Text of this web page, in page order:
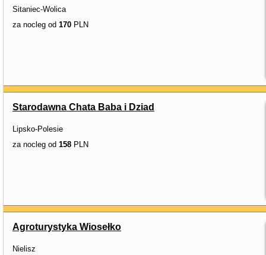
Sitaniec-Wolica
za nocleg od 170 PLN
Starodawna Chata Baba i Dziad
Lipsko-Polesie
za nocleg od 158 PLN
Agroturystyka Wiosełko
Nielisz